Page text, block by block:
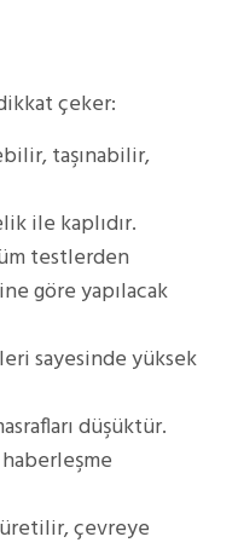
çeker:
taşınabilir,
ile kaplıdır.
testlerden
göre yapılacak
sayesinde yüksek
düşüktür.
çevreye